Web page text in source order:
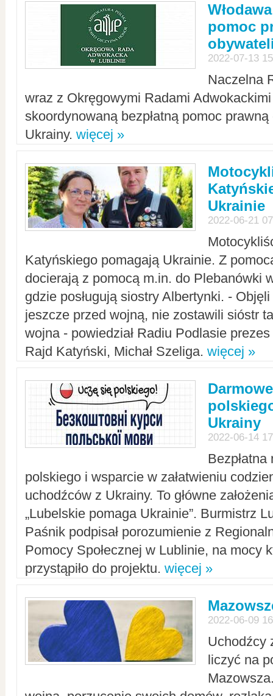
pomoc
2022-07-13
Naczelna
wraz z Okręgowymi Radami Adwokackimi
skoordynowaną bezpłatną pomoc
Ukrainy. więcej »
Ukrainie
2022-06-21
Katyńskiego pomagają Ukrainie. Z
docierają z pomocą m.in. do Plebanówki
gdzie posługują siostry Albertynki. -
jeszcze przed wojną, nie zostawili sióstr
wojna - powiedział Radiu Podlasie
Rajd Katyński, Michał Szeliga. więcej »
Ukrainy
2022-06-14
polskiego i wsparcie w załatwieniu
uchodźców z Ukrainy. To główne
„Lubelskie pomaga Ukrainie”. Burmistrz
Paśnik podpisał porozumienie z
Pomocy Społecznej w Lublinie, na mocy
przystąpiło do projektu. więcej »
2022-06-09
Uchodźcy
liczyć na